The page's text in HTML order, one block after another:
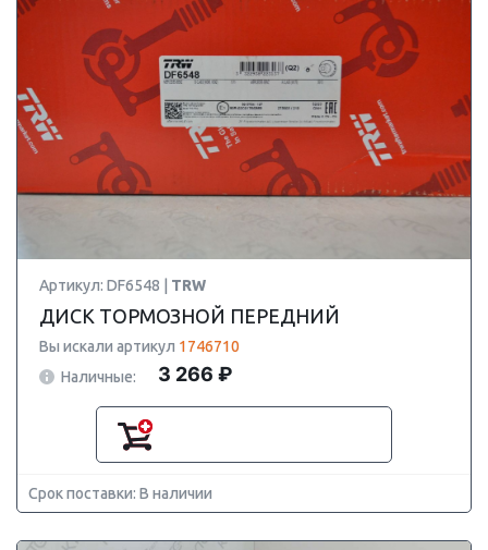
Артикул: DF6548 | TRW
ДИСК ТОРМОЗНОЙ ПЕРЕДНИЙ
Вы искали артикул 1746710
Наличные:
3 266 ₽
Срок поставки: В наличии